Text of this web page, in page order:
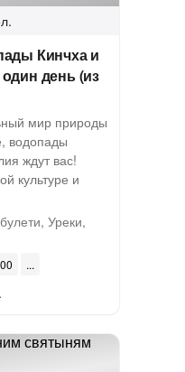
Кинчха и
день (из
мир природы
водопады
ждут вас!
культуре и
Уреки,